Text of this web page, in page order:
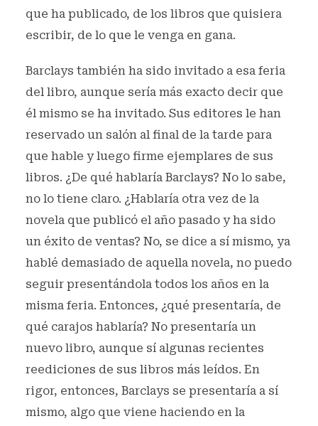
que ha publicado, de los libros que quisiera
escribir, de lo que le venga en gana.
Barclays también ha sido invitado a esa feria
del libro, aunque sería más exacto decir que
él mismo se ha invitado. Sus editores le han
reservado un salón al final de la tarde para
que hable y luego firme ejemplares de sus
libros. ¿De qué hablaría Barclays? No lo sabe,
no lo tiene claro. ¿Hablaría otra vez de la
novela que publicó el año pasado y ha sido
un éxito de ventas? No, se dice a sí mismo, ya
hablé demasiado de aquella novela, no puedo
seguir presentándola todos los años en la
misma feria. Entonces, ¿qué presentaría, de
qué carajos hablaría? No presentaría un
nuevo libro, aunque sí algunas recientes
reediciones de sus libros más leídos. En
rigor, entonces, Barclays se presentaría a sí
mismo, algo que viene haciendo en la